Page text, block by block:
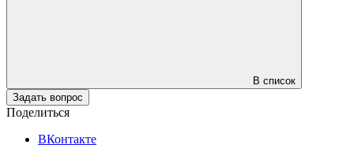
В список
Задать вопрос
Поделиться
ВКонтакте